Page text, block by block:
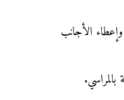
وإعطاء الأجانب